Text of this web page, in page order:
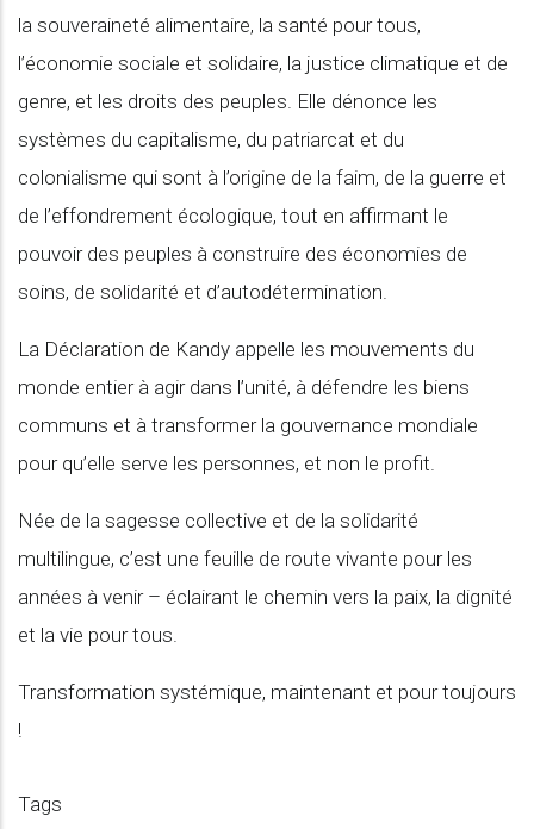
la souveraineté alimentaire, la santé pour tous,
l’économie sociale et solidaire, la justice climatique et de
genre, et les droits des peuples. Elle dénonce les
systèmes du capitalisme, du patriarcat et du
colonialisme qui sont à l’origine de la faim, de la guerre et
de l’effondrement écologique, tout en affirmant le
pouvoir des peuples à construire des économies de
soins, de solidarité et d’autodétermination.
La Déclaration de Kandy appelle les mouvements du
monde entier à agir dans l’unité, à défendre les biens
communs et à transformer la gouvernance mondiale
pour qu’elle serve les personnes, et non le profit.
Née de la sagesse collective et de la solidarité
multilingue, c’est une feuille de route vivante pour les
années à venir – éclairant le chemin vers la paix, la dignité
et la vie pour tous.
Transformation systémique, maintenant et pour toujours
!
Tags